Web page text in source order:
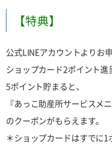
【特典】
公式LINEアカウントよりお
ショップカード2ポイント進
5ポイント貯まると、
『あっこ助産所サービスメ
のクーポンがもらえます。
＊ショップカードはすでに1